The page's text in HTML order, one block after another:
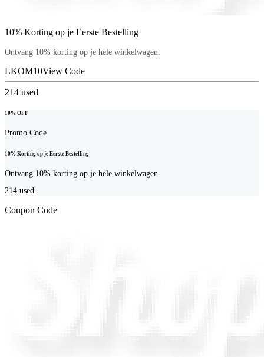
10% Korting op je Eerste Bestelling
Ontvang 10% korting op je hele winkelwagen.
LKOM10View Code
214 used
10% OFF
Promo Code
10% Korting op je Eerste Bestelling
Ontvang 10% korting op je hele winkelwagen.
214 used
Coupon Code